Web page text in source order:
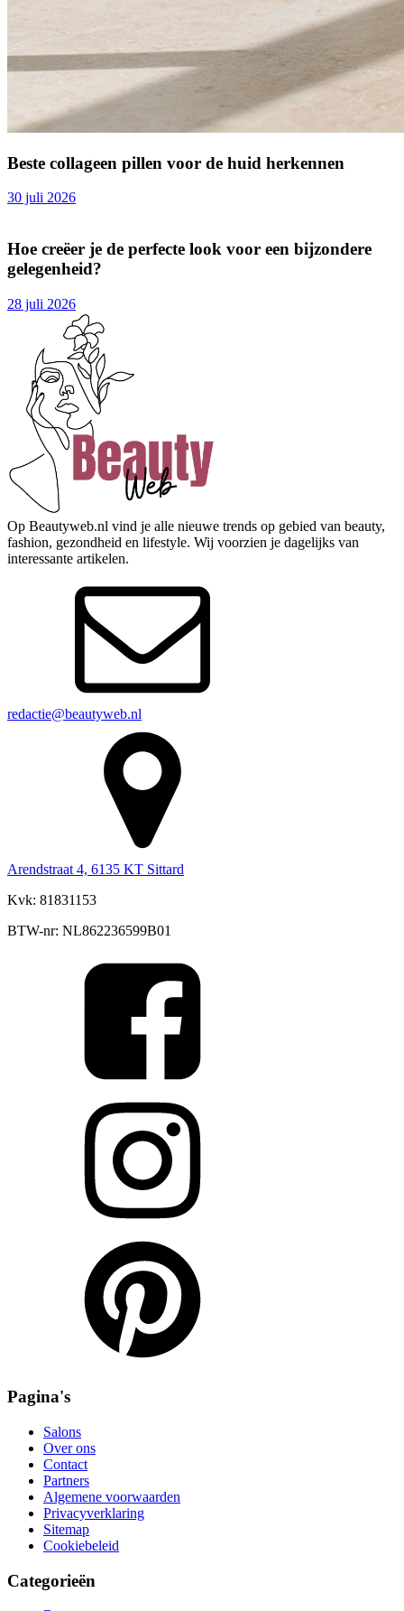
Beste collageen pillen voor de huid herkennen
30 juli 2026
Hoe creëer je de perfecte look voor een bijzondere
gelegenheid?
28 juli 2026
Op Beautyweb.nl vind je alle nieuwe trends op gebied van beauty,
fashion, gezondheid en lifestyle. Wij voorzien je dagelijks van
interessante artikelen.
redactie@beautyweb.nl
Arendstraat 4, 6135 KT Sittard
Kvk: 81831153
BTW-nr: NL862236599B01
Pagina's
Salons
Over ons
Contact
Partners
Algemene voorwaarden
Privacyverklaring
Sitemap
Cookiebeleid
Categorieën